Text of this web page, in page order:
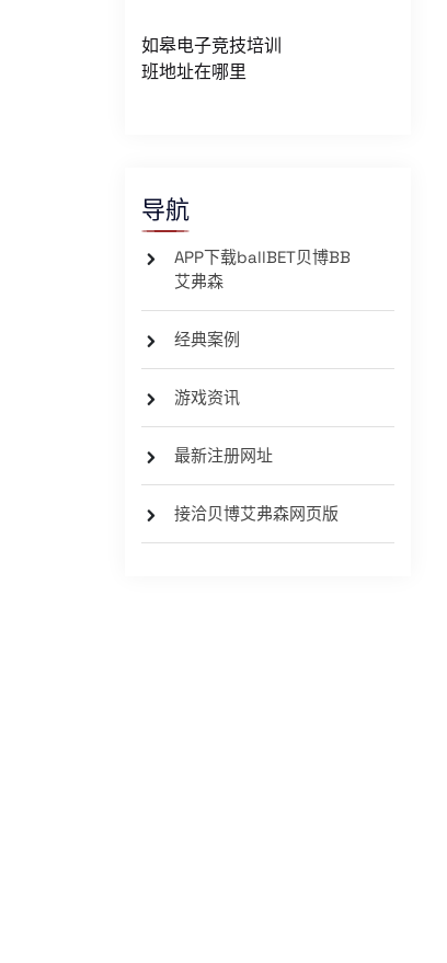
如皋电子竞技培训
班地址在哪里
导航
APP下载ballBET贝博BB
艾弗森
经典案例
游戏资讯
最新注册网址
接洽贝博艾弗森网页版